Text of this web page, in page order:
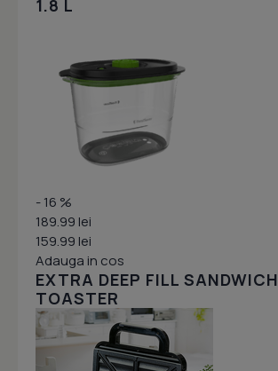
1.8 L
- 16 %
189.99 lei
159.99 lei
Adauga in cos
EXTRA DEEP FILL SANDWICH
TOASTER